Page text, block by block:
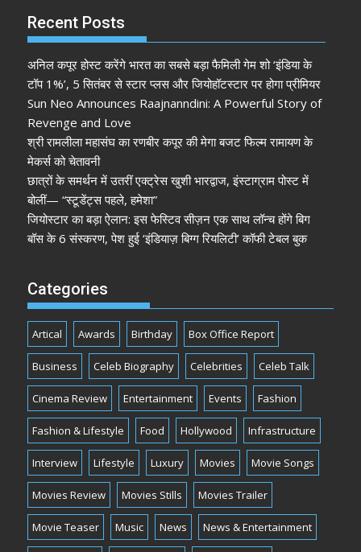
Recent Posts
अनिल कपूर होस्ट करेंगे भारत का सबसे बड़ा फैमिली गेम शो ‘इंडिया के
टॉप 1%’, 5 सितंबर से स्टार प्लस और जियोहॉटस्टार पर होगा प्रीमियर
Sun Neo Announces Raajnanndini: A Powerful Story of
Revenge and Love
श्री रामलीला महासंघ का रणबीर कपूर की मेगा बजट फिल्म रामायण के
मेकर्स को चेतावनी
छात्रों के समर्थन में उतरीं एक्ट्रेस खुशी भारद्वाज, इंस्टाग्राम पोस्ट में
बोलीं— “स्टूडेंट्स पहले, हमेशा”
जियोस्टार का बड़ा ऐलान: इस फेस्टिव सीज़न एक साथ लॉन्च होंगे बिग
बॉस के 6 संस्करण, पेश हुई ‘इंडियाज़ बिग्ग रियलिटी’ कॉफी टेबल बुक
Categories
Artical Awards Birthday Box Office Report
Business Celeb Biography Celebrities Celeb Talk
Cinema Review Entertainment Events Fashion
Fashion & Lifestyle Food Hollywood Infrastructure
Interview Lifestyle Luxury Movies Movie Songs
Movies Review Movies Stills Movies Trailer
Movie Teaser Music News News & Entertainment